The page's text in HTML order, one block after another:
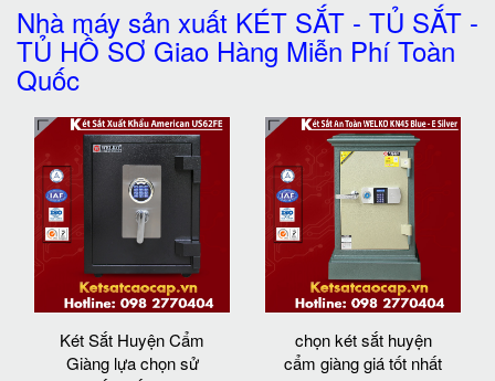
Nhà máy sản xuất KÉT SẮT - TỦ SẮT -
TỦ HỒ SƠ Giao Hàng Miễn Phí Toàn
Quốc
Két Sắt Huyện Cẩm
Giàng lựa chọn sử
chọn két sắt huyện
cẩm giàng giá tốt nhất